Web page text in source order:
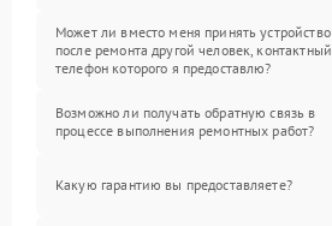
Может ли вместо меня принять устройство
после ремонта другой человек, контактный
телефон которого я предоставлю?
Возможно ли получать обратную связь в
процессе выполнения ремонтных работ?
Какую гарантию вы предоставляете?